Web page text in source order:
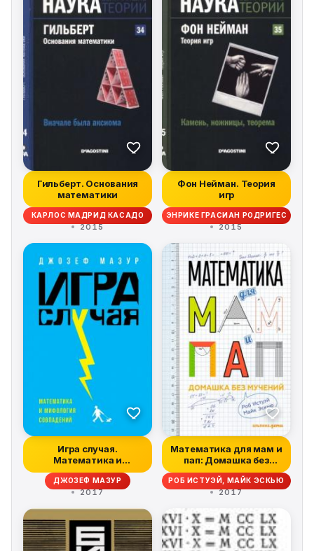
multivariate settings. Gives an introduction to point
pattern models, including testing for randomness, and
fitting regular and clustered point patterns. The
importance and assessment of isotropy of point
patterns is detailed. Statisticians, researchers, and data
analysts working with spatial and space-time data will
benefit from this book as well as will graduate students
with a background in basic statistics following courses
in engineering, quantitative ecology or atmospheric
science.
Гильберт. Основания
математики
КАРЛОС МАДРИД КАСАДО
2015
Фон Нейман. Теория
игр
ЭНРИКЕ ГРАСИАН РОДРИГЕС
2015
Игра случая.
Математика и
мифология
совпадения
ДЖОЗЕФ МАЗУР
2017
Математика для мам и
пап: Домашка без
мучений
РОБ ИСТУЭЙ, МАЙК ЭСКЬЮ
2017